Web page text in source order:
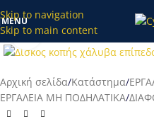
Skip to navigation
Skip to main content
κατάστημα το διάστημα 20/7-
μετά τις 28/7!
MENU
Προβολή
Αρχική σελίδα/Κατάστημα/
ΕΡΓΑΛΕΙΑ ΜΗ ΠΟΔΗΛΑΤΙΚΑ/